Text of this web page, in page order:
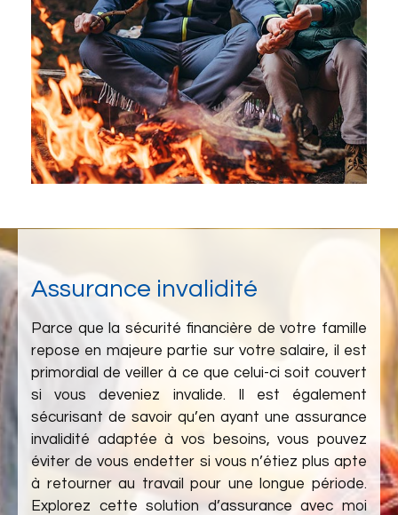
Assurance invalidité
Parce que la sécurité financière de votre famille
repose en majeure partie sur votre salaire, il est
primordial de veiller à ce que celui-ci soit couvert
si vous deveniez invalide. Il est également
sécurisant de savoir qu’en ayant une assurance
invalidité adaptée à vos besoins, vous pouvez
éviter de vous endetter si vous n’étiez plus apte
à retourner au travail pour une longue période.
Explorez cette solution d’assurance avec moi